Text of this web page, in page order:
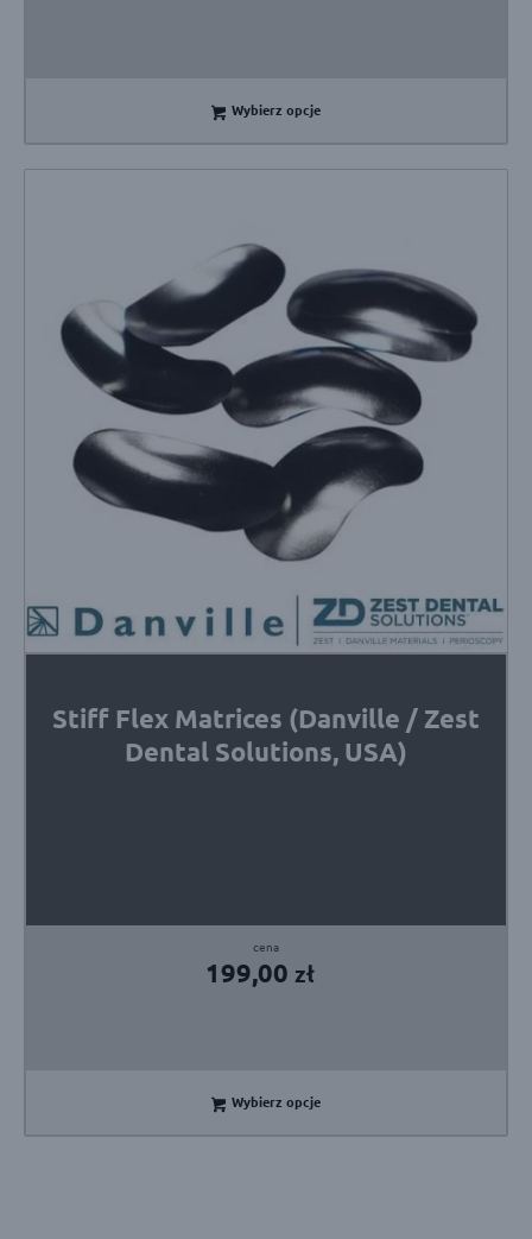
Wybierz opcje
Stiff Flex Matrices (Danville / Zest
Dental Solutions, USA)
199,00 zł
Wybierz opcje